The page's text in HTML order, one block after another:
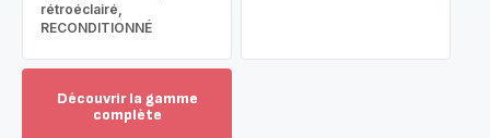
rétroéclairé,
RECONDITIONNÉ
Découvrir la gamme
complète